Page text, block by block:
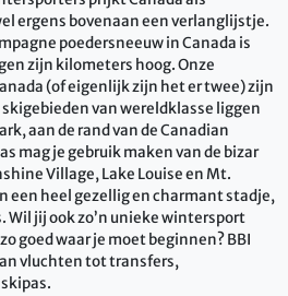
ergens bovenaan een verlanglijstje.
poedersneeuw in Canada is
zijn kilometers hoog. Onze
(of eigenlijk zijn het er twee) zijn
skigebieden van wereldklasse liggen
aan de rand van de Canadian
mag je gebruik maken van de bizar
Village, Lake Louise en Mt.
een heel gezellig en charmant stadje,
Wil jij ook zo’n unieke wintersport
goed waar je moet beginnen? BBI
vluchten tot transfers,